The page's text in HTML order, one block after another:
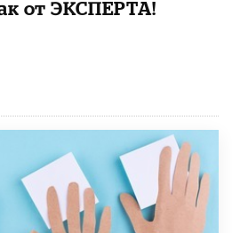
от ЭКСПЕРТА!